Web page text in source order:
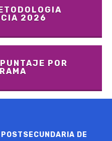
2026
POR
DE